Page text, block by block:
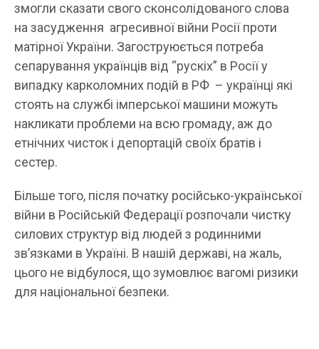
змогли сказати свого сконсолідованого слова
на засудження агресивної війни Росії проти
матірної України. Загоструюється потреба
сепарування українців від “рускіх” в Росії у
випадку карколомних подій в РФ – українці які
стоять на службі імперської машини можуть
накликати проблеми на всю громаду, аж до
етнічних чисток і депортацій своїх братів і
сестер.
Більше того, після початку російсько-української
війни в Російській Федерації розпочали чистку
силових структур від людей з родинними
зв’язками в Україні. В нашій державі, на жаль,
цього не відбулося, що зумовлює вагомі ризики
для національної безпеки.